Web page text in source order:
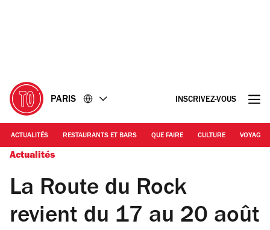
PARIS INSCRIVEZ-VOUS
ACTUALITÉS RESTAURANTS ET BARS QUE FAIRE CULTURE VOYAGE
Actualités
La Route du Rock
revient du 17 au 20 août